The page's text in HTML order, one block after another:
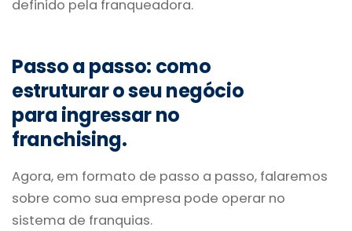
definido pela franqueadora.
Passo a passo: como
estruturar o seu negócio
para ingressar no
franchising.
Agora, em formato de passo a passo, falaremos
sobre como sua empresa pode operar no
sistema de franquias.